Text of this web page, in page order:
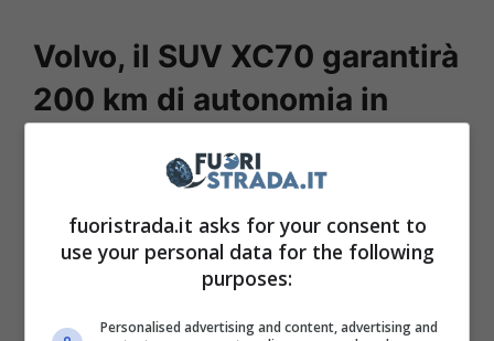
Volvo, il SUV XC70 garantirà
200 km di autonomia in
mm, 1,890 mm di larghezza ed 1,650 mm di
altezza, con un ottimo passo, pari a 2,895
fuoristrada.it asks for your consent to
use your personal data for the following
purposes:
Personalised advertising and content, advertising and